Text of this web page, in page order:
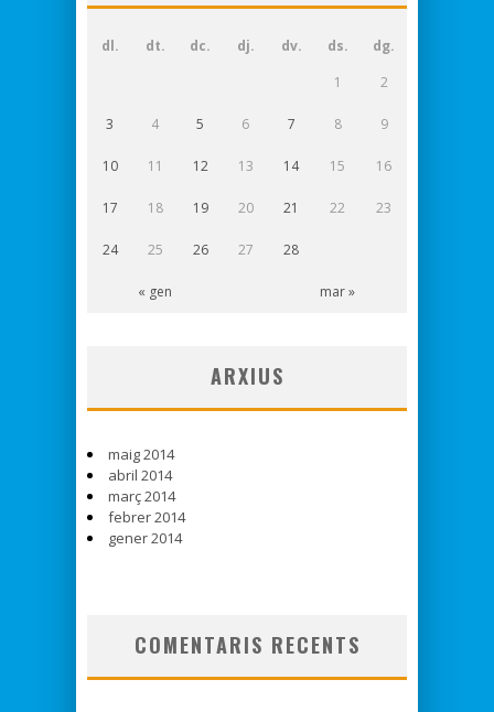
dl. dt. dc. dj. dv. ds. dg.
« gen mar »
1 2
3 4 5 6 7 8 9
10 11 12 13 14 15 16
17 18 19 20 21 22 23
24 25 26 27 28
ARXIUS
maig 2014
abril 2014
març 2014
febrer 2014
gener 2014
COMENTARIS RECENTS